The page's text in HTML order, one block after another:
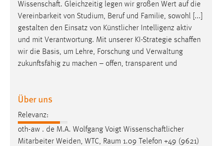
Wissenschaft. Gleichzeitig legen wir großen Wert auf die
Vereinbarkeit von Studium, Beruf und Familie, sowohl [...]
gestalten den Einsatz von Künstlicher Intelligenz aktiv
und mit Verantwortung. Mit unserer KI-Strategie schaffen
wir die Basis, um Lehre, Forschung und Verwaltung
zukunftsfähig zu machen – offen, transparent und
Über uns
Relevanz:
oth-aw . de M.A. Wolfgang Voigt Wissenschaftlicher
Mitarbeiter Weiden, WTC, Raum 1.09 Telefon +49 (9621)
Zweck:
Wird benötigt um die Chatfunktion nutzen zu können.
Cookie Laufzeit:
MibewSessionID, mibew-chat-frame-style-
5e9dbeb1811c0446 = Sitzungslaufzeit, mibew_locale = 3
Login
Name:
fe_user, be_user, be_lastLoginProvider